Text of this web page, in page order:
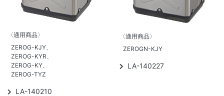
〈適用商品〉
ZEROG-KJY、
ZEROG-KYR、
ZEROG-KY、
ZEROG-TYZ
LA-140210
〈適用商品〉
ZEROGN-KJY
LA-140227